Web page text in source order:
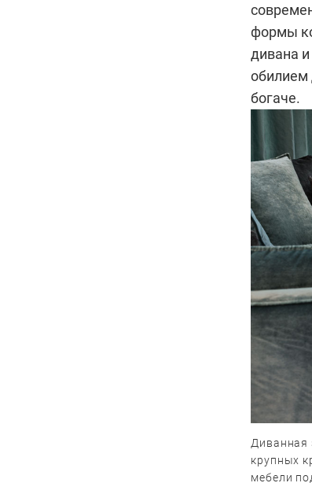
формы
дивана
обилием
богаче.
Диванная
крупных
мебели